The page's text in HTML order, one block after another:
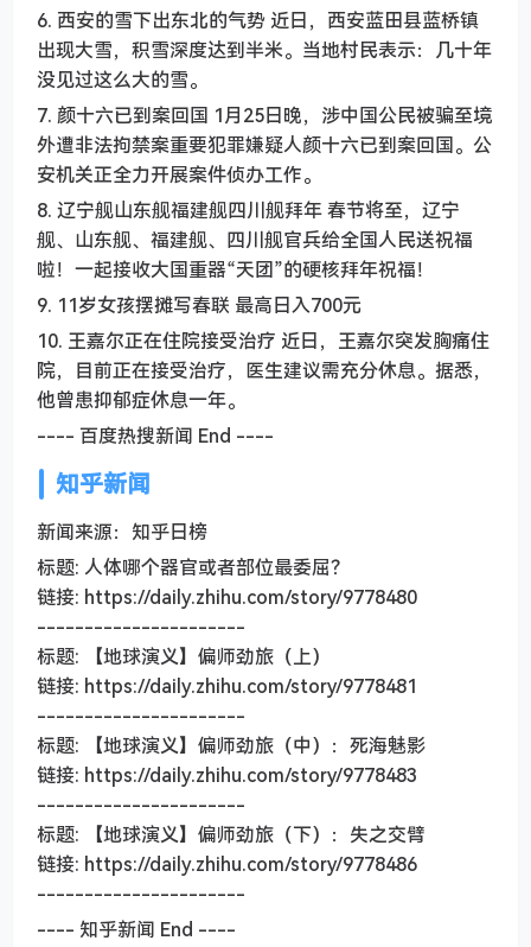
6. 西安的雪下出东北的气势 近日，西安‌蓝田县蓝桥镇
出现大雪，积雪深度达到半米。当地村民表示：几十年
没见过这么大的雪。‌
7. 颜十六已到案回国 1月25日晚，涉中国公民被骗至境
外遭非法拘禁案重要犯罪嫌疑人颜十六已到案回国。公
安机关正全力开展案件侦办工作。
8. 辽宁舰山东舰福建舰四川舰拜年 春节将至，辽宁
舰、山东舰、福建舰、四川舰官兵给全国人民送祝福
啦！一起接收大国重器“天团”的硬核拜年祝福！
9. 11岁女孩摆摊写春联 最高日入700元
10. 王嘉尔正在住院接受治疗 近日，王嘉尔突发胸痛住
院，目前正在接受治疗，医生建议需充分休息。据悉，
他曾患抑郁症休息一年。
---- 百度热搜新闻 End ----
知乎新闻
新闻来源：知乎日榜
标题: 人体哪个器官或者部位最委屈？
链接: https://daily.zhihu.com/story/9778480
----------------------
标题: 【地球演义】偏师劲旅（上）
链接: https://daily.zhihu.com/story/9778481
----------------------
标题: 【地球演义】偏师劲旅（中）：死海魅影
链接: https://daily.zhihu.com/story/9778483
----------------------
标题: 【地球演义】偏师劲旅（下）：失之交臂
链接: https://daily.zhihu.com/story/9778486
----------------------
---- 知乎新闻 End ----